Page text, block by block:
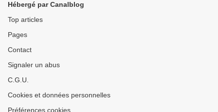
Hébergé par Canalblog
Top articles
Pages
Contact
Signaler un abus
C.G.U.
Cookies et données personnelles
Préférences cookies